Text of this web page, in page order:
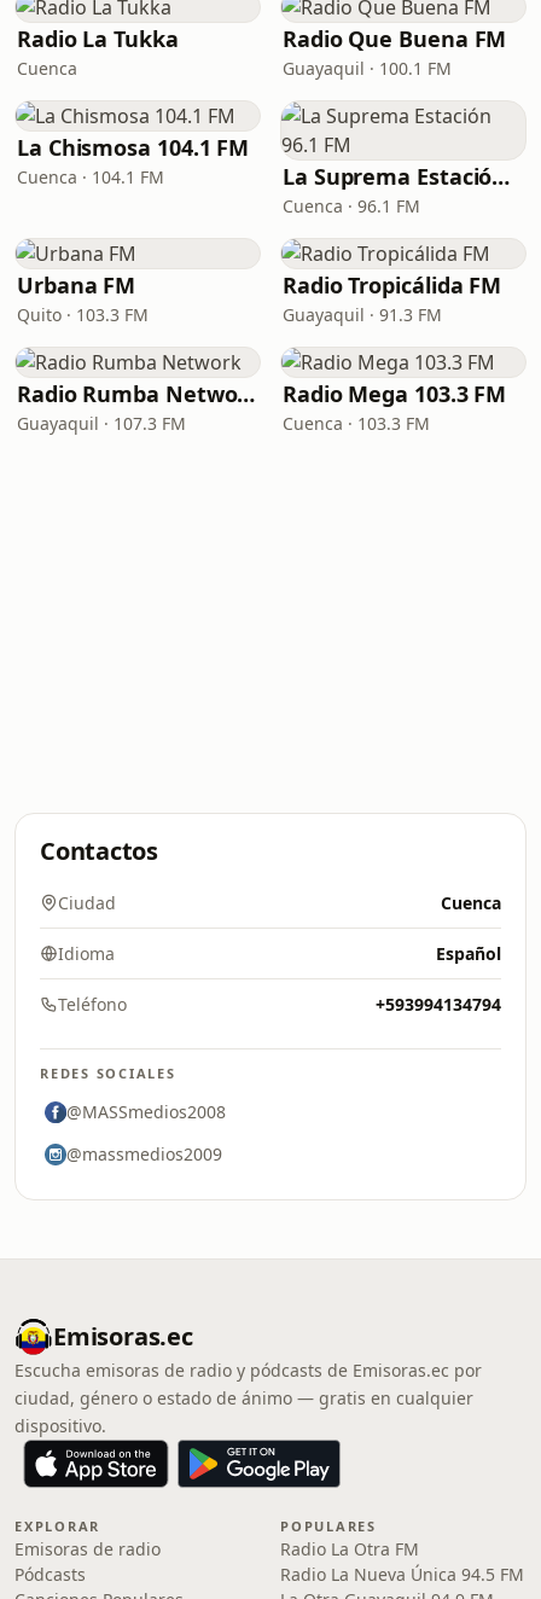
Radio La Tukka
Cuenca
Radio Que Buena FM
Guayaquil · 100.1 FM
La Chismosa 104.1 FM
Cuenca · 104.1 FM La Suprema Estación 96.1 FM
Cuenca · 96.1 FM
Urbana FM
Quito · 103.3 FM
Radio Tropicálida FM
Guayaquil · 91.3 FM
Radio Rumba Network
Guayaquil · 107.3 FM
Radio Mega 103.3 FM
Cuenca · 103.3 FM
Contactos
Ciudad Cuenca
Idioma Español
Teléfono +593994134794
REDES SOCIALES
@MASSmedios2008
@massmedios2009
Emisoras.ec
Escucha emisoras de radio y pódcasts de Emisoras.ec por
ciudad, género o estado de ánimo — gratis en cualquier
dispositivo.
EXPLORAR
Emisoras de radio
Pódcasts
POPULARES
Radio La Otra FM
Radio La Nueva Única 94.5 FM